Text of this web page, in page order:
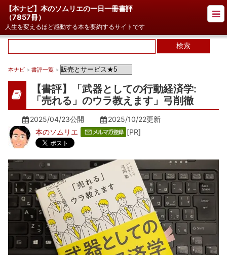
【本ナビ】本のソムリエの一日一冊書評
（7857冊）
人生を変えるほど感動する本を要約するサイトです
本ナビ > 書評一覧 >
【書評】「武器としての行動経済学:
「売れる」のウラ教えます」弓削徹
2025/04/23公開 2025/10/22更新
本のソムリエ
[PR]